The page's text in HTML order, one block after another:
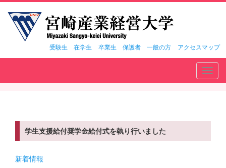
受験生 在学生 卒業生 保護者 一般の方 アクセスマップ
学生支援給付奨学金給付式を執り行いました
新着情報